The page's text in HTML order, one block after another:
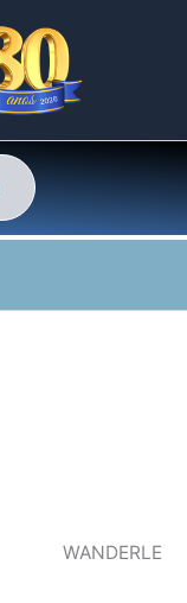
WANDERLE